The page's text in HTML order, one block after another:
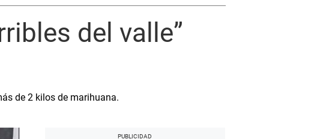
del valle”
de 2 kilos de marihuana.